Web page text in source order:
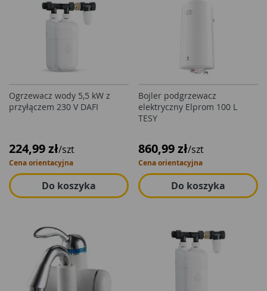
Ogrzewacz wody 5,5 kW z
przyłączem 230 V DAFI
224,99 zł/szt
Cena orientacyjna
Do koszyka
Bojler podgrzewacz
elektryczny Elprom 100 L
TESY
860,99 zł/szt
Cena orientacyjna
Do koszyka